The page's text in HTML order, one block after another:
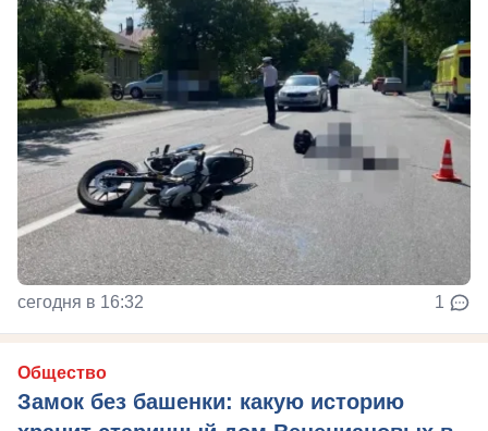
сегодня в 16:32 1
Общество
Замок без башенки: какую историю